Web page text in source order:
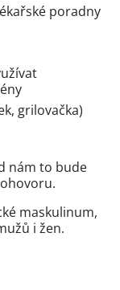
poradny
grilovačka)
nám to bude
maskulinum,
i žen.